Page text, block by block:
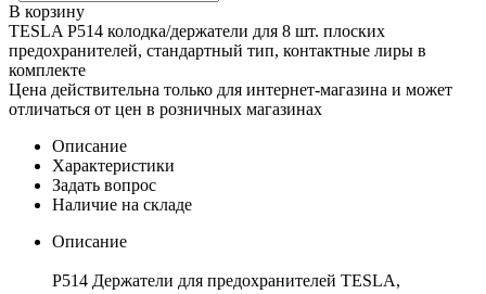
В корзину
TESLA P514 колодка/держатели для 8 шт. плоских
предохранителей, стандартный тип, контактные лиры в
комплекте
Цена действительна только для интернет-магазина и может
отличаться от цен в розничных магазинах
Описание
Характеристики
Задать вопрос
Наличие на складе
Описание
P514 Держатели для предохранителей TESLA,